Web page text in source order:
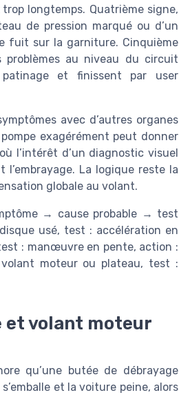
longtemps. Quatrième signe,
de pression marqué ou d’un
fuit sur la garniture. Cinquième
au niveau du circuit
et finissent par user
avec d’autres organes
exagérément peut donner
l’intérêt d’un diagnostic visuel
La logique reste la
globale au volant.
→ cause probable → test
usé, test : accélération en
: manœuvre en pente, action :
moteur ou plateau, test :
et volant moteur
qu’une butée de débrayage
et la voiture peine, alors